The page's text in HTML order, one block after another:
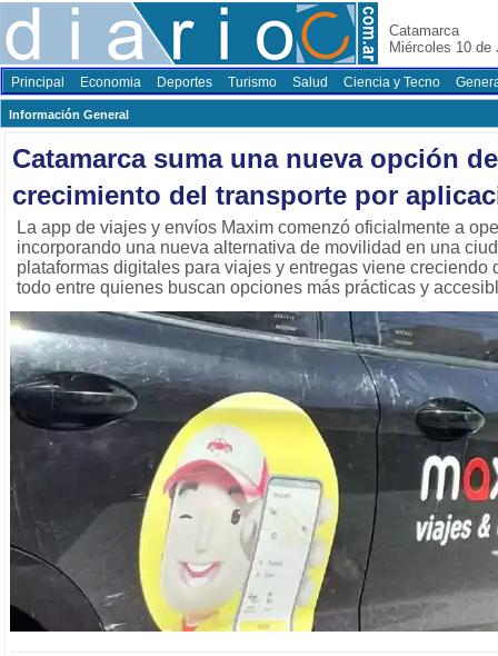
Catamarca
Miércoles 10 de
Principal Economia Deportes Turismo Salud Ciencia y Tecno
Información General
Catamarca suma una nueva opción
crecimiento del transporte por
La app de viajes y envíos Maxim comenzó oficialmente a
incorporando una nueva alternativa de movilidad en una
plataformas digitales para viajes y entregas viene creciendo
todo entre quienes buscan opciones más prácticas y